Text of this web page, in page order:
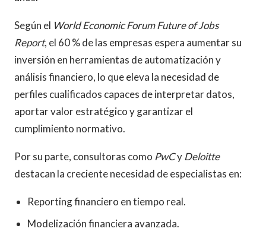
Según el World Economic Forum Future of Jobs
Report, el 60 % de las empresas espera aumentar su
inversión en herramientas de automatización y
análisis financiero, lo que eleva la necesidad de
perfiles cualificados capaces de interpretar datos,
aportar valor estratégico y garantizar el
cumplimiento normativo.
Por su parte, consultoras como PwCyDeloitte
destacan la creciente necesidad de especialistas en:
Reporting financiero en tiempo real.
Modelización financiera avanzada.